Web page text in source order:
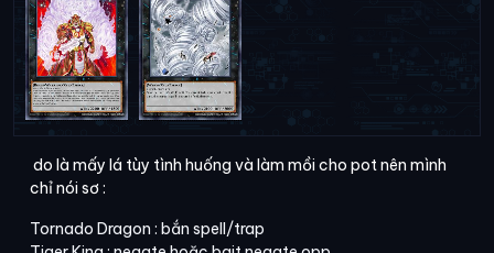
do là mấy lá tùy tình huống và làm mồi cho pot nên mình
chỉ nói sơ :
Tornado Dragon : bắn spell/trap